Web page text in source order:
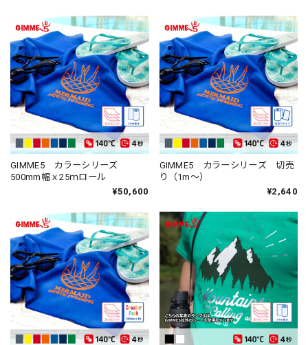
GIMME5 カラーシリーズ
500mm幅ｘ25ｍロール
¥50,600
GIMME5 カラーシリーズ 切売
り（1m～）
¥2,640